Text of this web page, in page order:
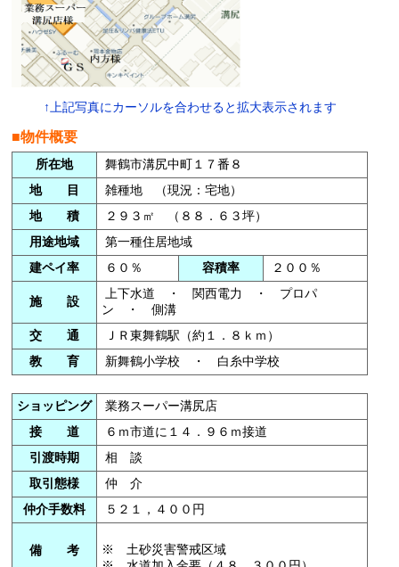
↑上記写真にカーソルを合わせると拡大表示されます
■物件概要
所在地
舞鶴市溝尻中町１７番８
地 目
雑種地 （現況：宅地）
地 積
２９３㎡ （８８．６３坪）
用途地域
第一種住居地域
建ペイ率
６０％ 容積率 ２００％
施 設
上下水道 ・ 関西電力 ・ プロパ
ン ・ 側溝
交 通
ＪＲ東舞鶴駅（約１．８ｋｍ）
教 育
新舞鶴小学校 ・ 白糸中学校
ショッピング
業務スーパー溝尻店
接 道
６ｍ市道に１４．９６ｍ接道
引渡時期
相 談
取引態様
仲 介
仲介手数料
５２１，４００円
備 考
※ 土砂災害警戒区域